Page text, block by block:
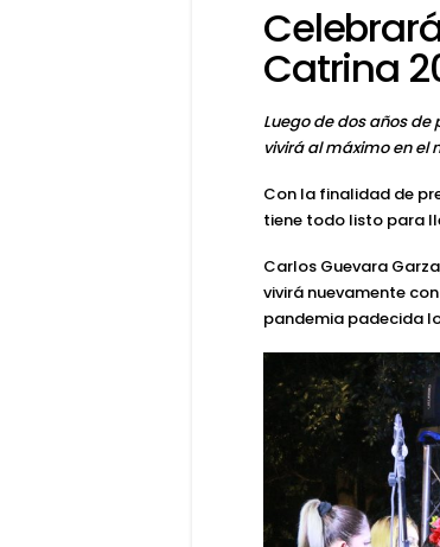
Catrina
Luego de dos años
vivirá al máximo en el
Con la finalidad de
tiene todo listo para
Carlos Guevara
vivirá nuevamente
pandemia padecida